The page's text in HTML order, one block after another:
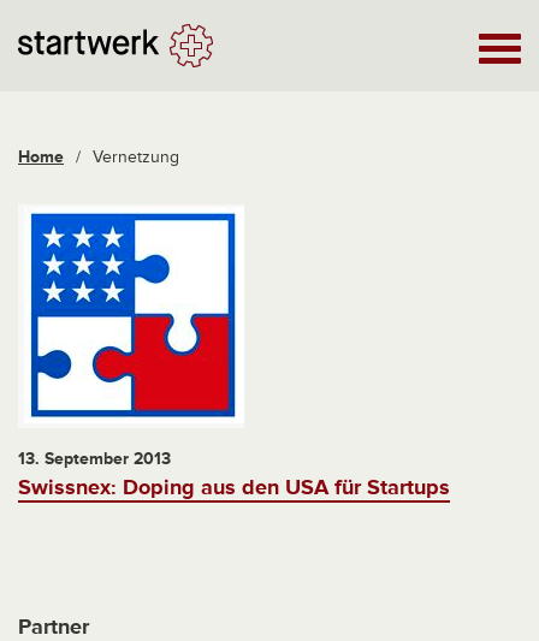
Home / Vernetzung
13. September 2013
Swissnex: Doping aus den USA für Startups
Partner